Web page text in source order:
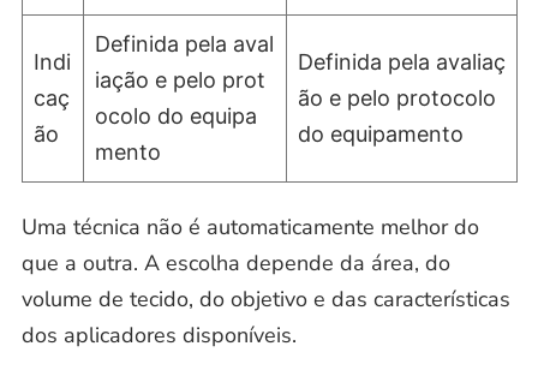
Indi
caç
ão
Definida pela aval
iação e pelo prot
ocolo do equipa
mento
Definida pela avaliaç
ão e pelo protocolo
do equipamento
Uma técnica não é automaticamente melhor do
que a outra. A escolha depende da área, do
volume de tecido, do objetivo e das características
dos aplicadores disponíveis.